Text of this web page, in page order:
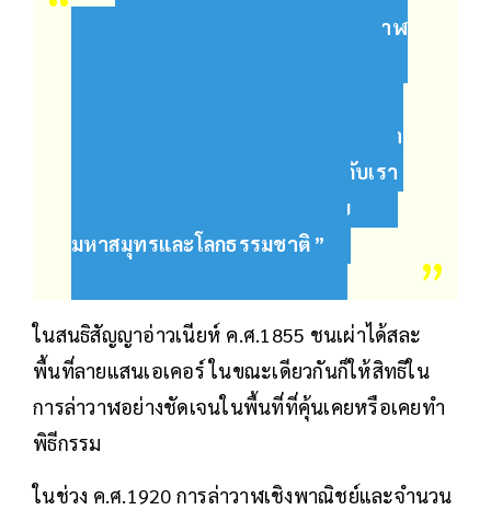
“พวกเราทราบดีถึงชีวิตของวาฬ
เชื่อว่าชีวิตของเขาไม่ได้ต่างจากของเรา
แต่สิ่งมีชีวิตเลือกที่จะมอบชีวิตให้กับเรา
เพื่อรักษาเราและสานสัมพันธ์กับ
มหาสมุทรและโลกธรรมชาติ ”
ในสนธิสัญญาอ่าวเนียห์ ค.ศ.1855 ชนเผ่าได้สละ
พื้นที่ลายแสนเอเคอร์ ในขณะเดียวกันก็ให้สิทธิใน
การล่าวาฬอย่างชัดเจนในพื้นที่ที่คุ้นเคยหรือเคยทำ
พิธีกรรม
ในช่วง ค.ศ.1920 การล่าวาฬเชิงพาณิชย์และจำนวน